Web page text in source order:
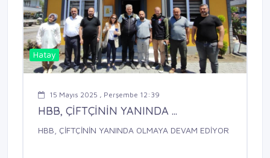
Hatay
15 Mayıs 2025 , Perşembe 12:39
HBB, ÇİFTÇİNİN YANINDA ...
HBB, ÇİFTÇİNİN YANINDA OLMAYA DEVAM EDİYOR